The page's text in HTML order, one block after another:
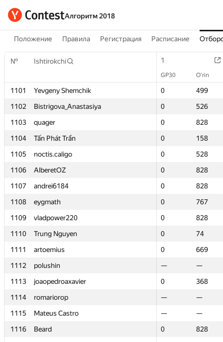
Алгоритм 2018
Положение Правила Регистрация Расписание
№ Ishtirokchi 1
GP30 O‘rin
1101 Yevgeny Shemchik 0
499
1102
Bistrigova_Anastasiya 0
526
1103
quager 0
828
1104
Tấn Phát Trần 0
158
1105
noctis.caligo 0
528
1106
AlberetOZ 0
828
1107
andrei6184 0
828
1108
eygmath 0
767
1109
vladpower220 0
828
1110
Trung Nguyen 0
74
1111
artoemius 0
669
1112
polushin —
—
1113
joaopedroaxavier 0
368
1114
romariorop —
—
1115
Mateus Castro —
—
1116
Beard 0
828
№ Ishtirokchi 1
GP30 O‘rin
1101 Yevgeny Shemchik 0
499
1102
Bistrigova_Anastasiya 0
526
1103
quager 0
828
1104
Tấn Phát Trần 0
158
1105
noctis.caligo 0
528
1106
AlberetOZ 0
828
1107
andrei6184 0
828
1108
eygmath 0
767
1109
vladpower220 0
828
1110
Trung Nguyen 0
74
1111
artoemius 0
669
1112
polushin —
—
1113
joaopedroaxavier 0
368
1114
romariorop —
—
1115
Mateus Castro —
—
1116
Beard 0
828